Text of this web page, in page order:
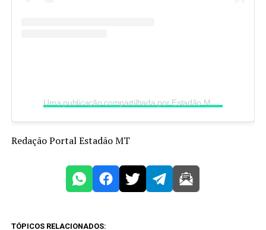
Uma publicação compartilhada por Estadão MT (@portalestadao.mt)
Redação Portal Estadão MT
TÓPICOS RELACIONADOS: